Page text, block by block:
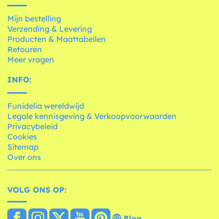
Mijn bestelling
Verzending & Levering
Producten & Maattabellen
Retouren
Meer vragen
INFO:
Funidelia wereldwijd
Legale kennisgeving & Verkoopvoorwaarden
Privacybeleid
Cookies
Sitemap
Over ons
VOLG ONS OP: